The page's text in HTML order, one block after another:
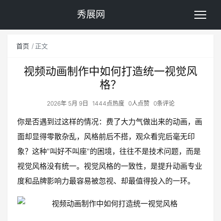
秀展网
首页 正文
视频动画制作中如何打造统一视觉风
格？
2026年 5月 9日 1444点热度 0人点赞 0条评论
你是否遇到过这样的情况：费了大力气做出来的动画，画
面却显得零散杂乱，风格前后不搭，观众看完后毫无印
象？这种"叫好不叫座"的困境，往往不是技术问题，而是
视觉风格没有统一。视觉风格的一致性，是提升动画专业
度和品牌影响力最容易被忽视、却最值得投入的一环。